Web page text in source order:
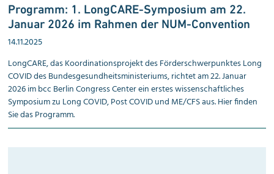
Programm: 1. LongCARE-Symposium am 22.
Januar 2026 im Rahmen der NUM-Convention
14.11.2025
LongCARE, das Koordinationsprojekt des Förderschwerpunktes Long
COVID des Bundesgesundheitsministeriums, richtet am 22. Januar
2026 im bcc Berlin Congress Center ein erstes wissenschaftliches
Symposium zu Long COVID, Post COVID und ME/CFS aus. Hier finden
Sie das Programm.